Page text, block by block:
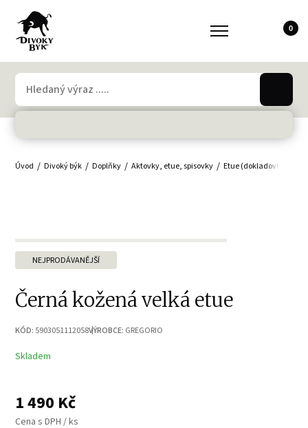
0
Úvod Divoký býk Doplňky Aktovky, etue, spisovky Etue (dokladovky)
NEJPRODÁVANĚJŠÍ
Černá kožená velká etue
KÓD: 5903051112058VÝROBCE: GREGORIO
Skladem
1 490 Kč
Cena s DPH / ks